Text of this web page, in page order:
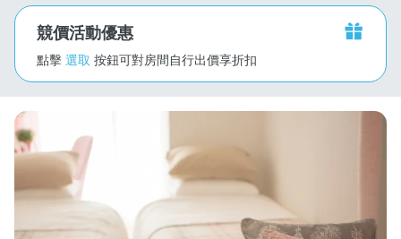
競價活動優惠
點擊 選取 按鈕可對房間自行出價享折扣